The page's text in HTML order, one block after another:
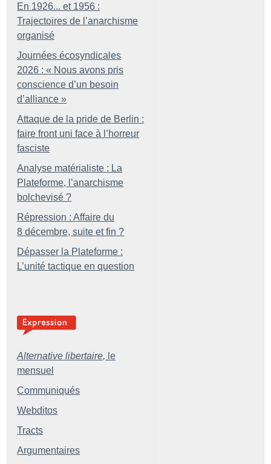
En 1926... et 1956 :
Trajectoires de l’anarchisme
organisé
Journées écosyndicales
2026 : « Nous avons pris
conscience d’un besoin
d’alliance »
Attaque de la pride de Berlin :
faire front uni face à l’horreur
fasciste
Analyse matérialiste : La
Plateforme, l’anarchisme
bolchevisé ?
Répression : Affaire du
8 décembre, suite et fin ?
Dépasser la Plateforme :
L’unité tactique en question
Alternative libertaire, le
mensuel
Communiqués
Webditos
Tracts
Argumentaires